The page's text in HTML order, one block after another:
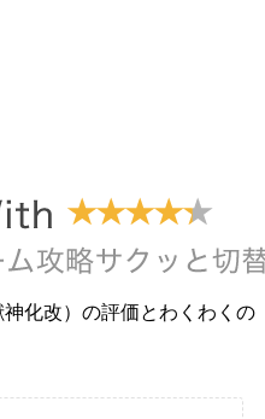
神化改）の評価とわくわくの